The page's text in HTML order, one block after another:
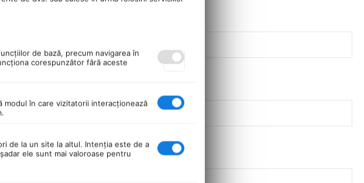
de bază, precum navigarea în
corespunzător fără aceste
în care vizitatorii interacţionează
de la un site la altul. Intenţia este de a
ele sunt mai valoroase pentru